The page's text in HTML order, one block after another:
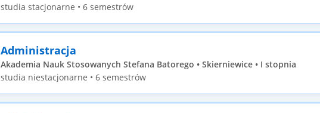
studia stacjonarne • 6 semestrów
Administracja
Akademia Nauk Stosowanych Stefana Batorego • Skierniewice • I stopnia
studia niestacjonarne • 6 semestrów